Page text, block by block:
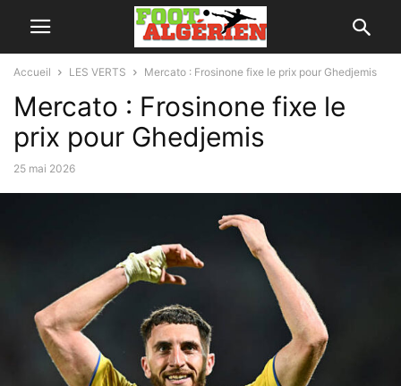
Accueil LES VERTS Mercato : Frosinone fixe le prix pour Ghedjemis
Mercato : Frosinone fixe le
prix pour Ghedjemis
25 mai 2026